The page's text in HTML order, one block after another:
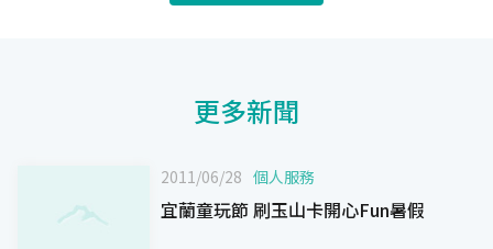
更多新聞
2011/06/28 個人服務
宜蘭童玩節 刷玉山卡開心Fun暑假